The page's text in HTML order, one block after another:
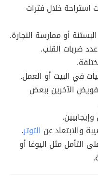
خلال فترات
أو ممارسة النجارة.
ضربات القلب.
في البيت أو العمل.
الآخرين ببعض
والابتعاد عن التوتر.
التأمل مثل اليوغا أو